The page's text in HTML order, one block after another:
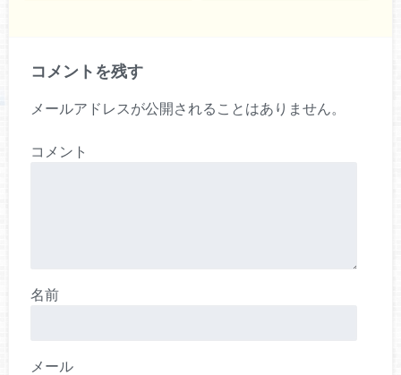
コメントを残す
メールアドレスが公開されることはありません。
コメント
名前
メール